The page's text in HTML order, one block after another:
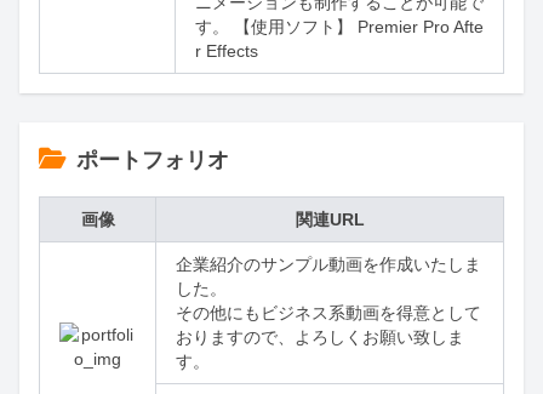
す。 【使用ソフト】 Premier Pro Afte
r Effects
ポートフォリオ
画像 関連URL
企業紹介のサンプル動画を作成いたしま
した。
その他にもビジネス系動画を得意として
おりますので、よろしくお願い致しま
す。